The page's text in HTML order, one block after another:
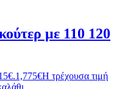
με 110 120
1,775€Η τρέχουσα τιμή